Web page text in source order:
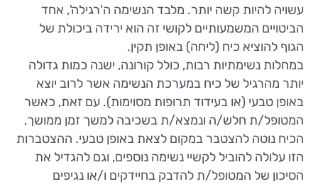
עשויה להיות קשה יותר. מלבד הנשימה ה'רגילה', אחד
הביטויים המשמעותיים לקושי זה הוא ירידה ביכולת של
הגוף להוציא כיח (ליחה) באופן תקין.
במחלות נשימתיות רבות, כולל קורונה, ישנה כמות גדולה
יותר מהרגיל של כיח במערכת הנשימה אשר לרוב יוצא
באופן טבעי (או בעידוד תרופות מסוימות). עם זאת, כאשר
המטופל/ת חלש/ה ונמצא/ת בשכיבה למשך זמן ממושך,
הכיח נוטה להצטבר במקום לצאת באופן טבעי. ההצטברות
הזו עלולה להוביל לקשיי נשימה נוספים, וגם להגדיל את
הסיכון של המטופל/ת להדבק בחיידקים ו/או נגיפים